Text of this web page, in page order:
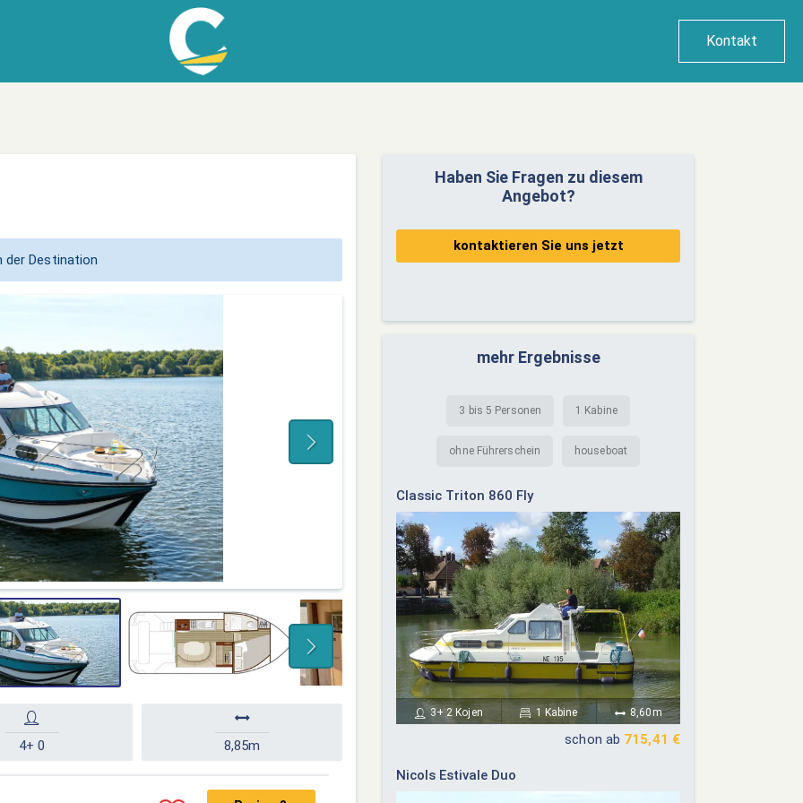
Kontakt
der Destination
4+ 0 8,85m
Haben Sie Fragen zu diesem
Angebot?
kontaktieren Sie uns jetzt
mehr Ergebnisse
3 bis 5 Personen 1 Kabine
ohne Führerschein houseboat
Classic Triton 860 Fly
3+ 2 Kojen 1 Kabine 8,60m
schon ab 715,41 €
Nicols Estivale Duo